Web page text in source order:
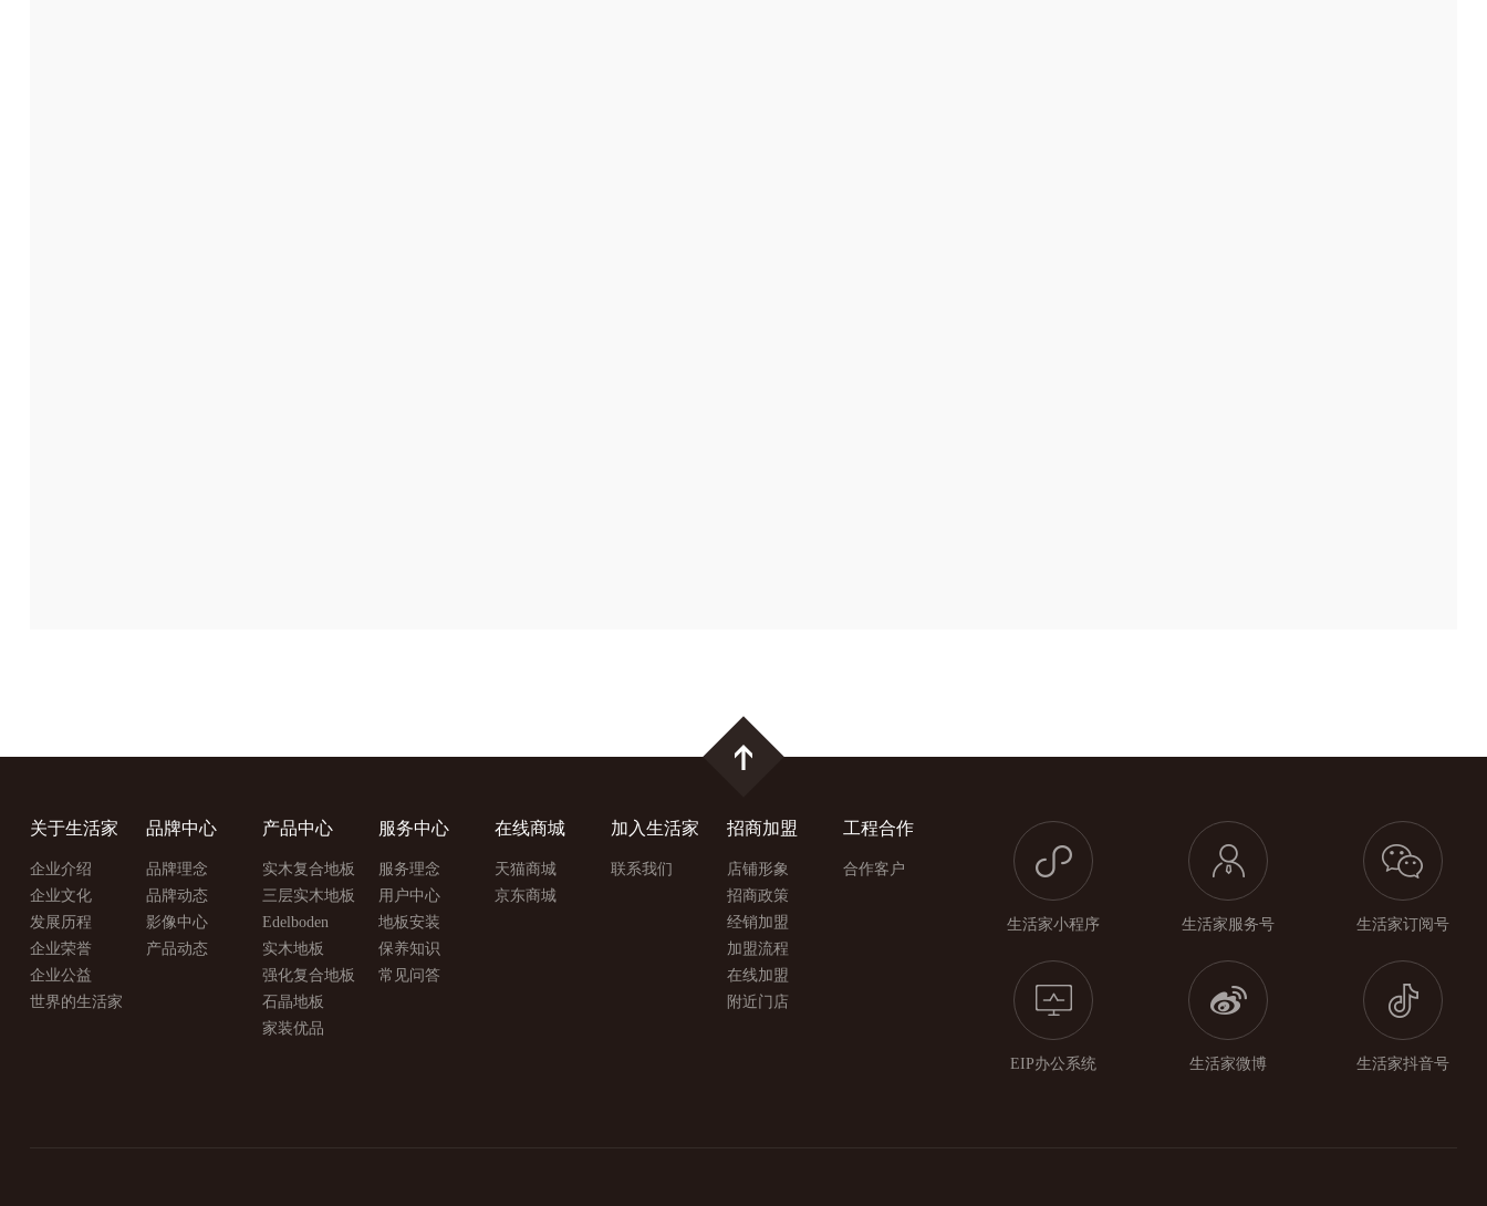
生活家小程序 生活家服务号 生活家订阅号
EIP办公系统 生活家微博 生活家抖音号
关于生活家
企业介绍
企业文化
发展历程
企业荣誉
企业公益
世界的生活家
品牌中心
品牌理念
品牌动态
影像中心
产品动态
产品中心
实木复合地板
三层实木地板
Edelboden
实木地板
强化复合地板
石晶地板
家装优品
服务中心
服务理念
用户中心
地板安装
保养知识
常见问答
在线商城
天猫商城
京东商城
加入生活家
联系我们
招商加盟
店铺形象
招商政策
经销加盟
加盟流程
在线加盟
附近门店
工程合作
合作客户